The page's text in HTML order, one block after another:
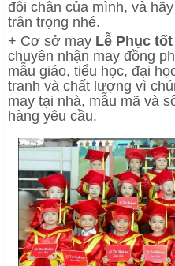
đôi chân của mình, và
trân trọng nhé.
+ Cơ sở may Lễ Phục tốt
chuyên nhận may đồng
mẫu giáo, tiểu học, đại
tranh và chất lượng vì
may tại nhà, mẫu mã và
hàng yêu cầu.